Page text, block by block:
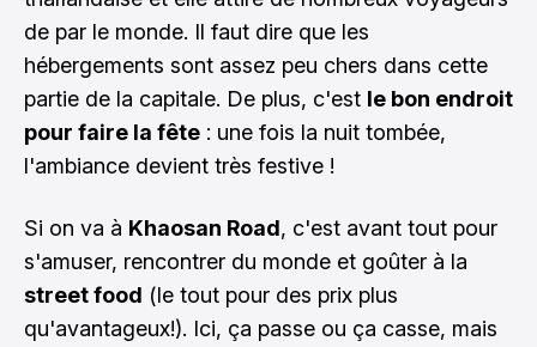
de par le monde. Il faut dire que les
hébergements sont assez peu chers dans cette
partie de la capitale. De plus, c'est le bon endroit
pour faire la fête : une fois la nuit tombée,
l'ambiance devient très festive !
Si on va à Khaosan Road, c'est avant tout pour
s'amuser, rencontrer du monde et goûter à la
street food (le tout pour des prix plus
qu'avantageux!). Ici, ça passe ou ça casse, mais